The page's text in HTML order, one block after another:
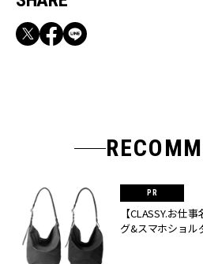
【CLASSY.お仕
グ&スマホショル